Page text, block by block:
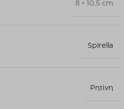
8 × 10,5 cm
Spirella
Ρητίνη